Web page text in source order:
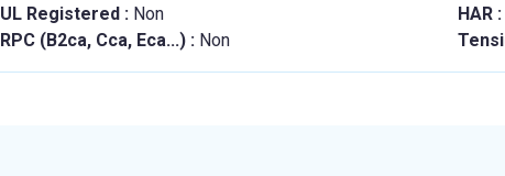
UL Registered : Non HAR :
RPC (B2ca, Cca, Eca...) : Non